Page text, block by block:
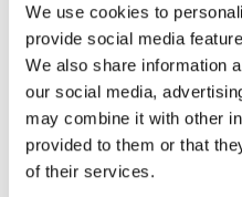
We use cookies to
provide social media
We also share information
our social media,
may combine it with other
provided to them or that
of their services.
Linksmybių knyga